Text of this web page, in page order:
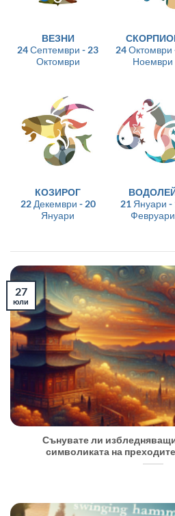
ВЕЗНИ
24 Септември - 23
Октомври
24 Октомври
Ноември
КОЗИРОГ
22 Декември - 20
Януари
21 Януари -
Февруари
Сънувате ли
символиката на
27
юли